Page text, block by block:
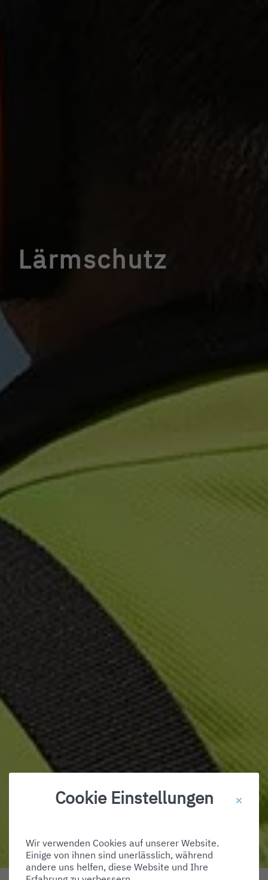
Lärmschutz
Cookie Einstellungen
Wir verwenden Cookies auf unserer Website.
Einige von ihnen sind unerlässlich, während
andere uns helfen, diese Website und Ihre